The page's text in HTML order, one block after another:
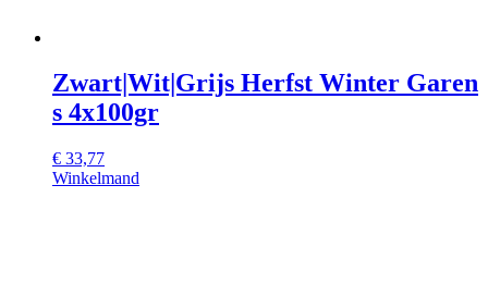
Zwart|Wit|Grijs Herfst Winter Garen
s 4x100gr
€ 33,77
Winkelmand